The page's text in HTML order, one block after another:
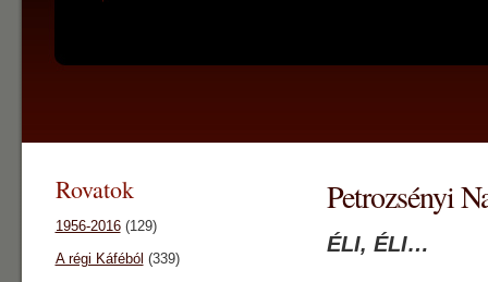
Petrozsényi
ÉLI, ÉLI…
Rovatok
1956-2016(129)
A régi Káféból (339)